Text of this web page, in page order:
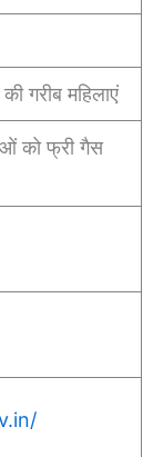
गरीब महिलाएं
को फ्री गैस